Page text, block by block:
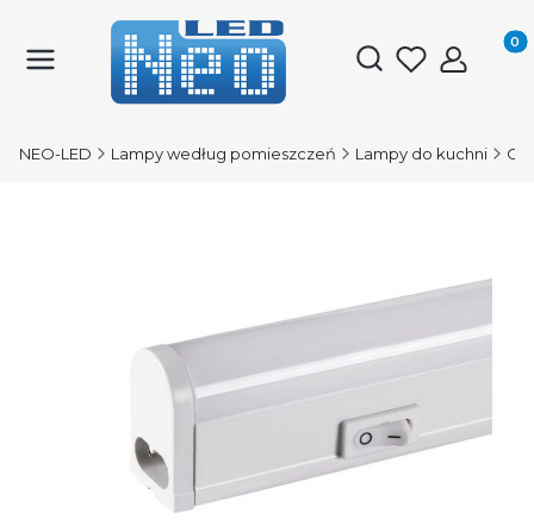
Otwórz
NEO-LED Lampy według pomieszczeń Lampy do kuchni